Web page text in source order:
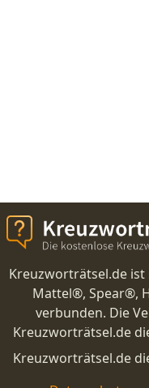
Kreuzworträtsel.de ist
Mattel®, Spear®,
verbunden. Die
Kreuzworträtsel.de
Kreuzworträtsel.de